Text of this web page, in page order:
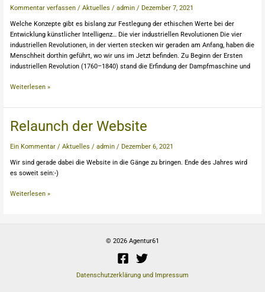
Kommentar verfassen / Aktuelles / admin / Dezember 7, 2021
Welche Konzepte gibt es bislang zur Festlegung der ethischen Werte bei der
Entwicklung künstlicher Intelligenz… Die vier industriellen Revolutionen Die vier
industriellen Revolutionen, in der vierten stecken wir geraden am Anfang, haben die
Menschheit dorthin geführt, wo wir uns im Jetzt befinden. Zu Beginn der Ersten
industriellen Revolution (1760–1840) stand die Erfindung der Dampfmaschine und
das
der
Ethik
Weiterlesen »
Relaunch der Website
Ein Kommentar / Aktuelles / admin / Dezember 6, 2021
Wir sind gerade dabei die Website in die Gänge zu bringen. Ende des Jahres wird
es soweit sein:-)
Relaunch
der
Website
Weiterlesen »
© 2026 Agentur61
Datenschutzerklärung und Impressum